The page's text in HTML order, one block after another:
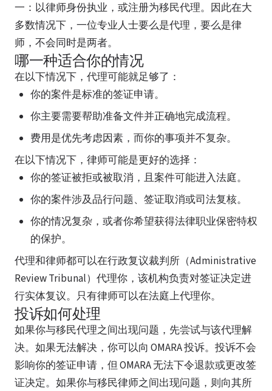
一：以律师身份执业，或注册为移民代理。因此在大
多数情况下，一位专业人士要么是代理，要么是律
师，不会同时是两者。
哪一种适合你的情况
在以下情况下，代理可能就足够了：
你的案件是标准的签证申请。
你主要需要帮助准备文件并正确地完成流程。
费用是优先考虑因素，而你的事项并不复杂。
在以下情况下，律师可能是更好的选择：
你的签证被拒或被取消，且案件可能进入法庭。
你的案件涉及品行问题、签证取消或司法复核。
你的情况复杂，或者你希望获得法律职业保密特权
的保护。
代理和律师都可以在行政复议裁判所（Administrative
Review Tribunal）代理你，该机构负责对签证决定进
行实体复议。只有律师可以在法庭上代理你。
投诉如何处理
如果你与移民代理之间出现问题，先尝试与该代理解
决。如果无法解决，你可以向 OMARA 投诉。投诉不会
影响你的签证申请，但 OMARA 无法下令退款或更改签
证决定。如果你与移民律师之间出现问题，则向其所